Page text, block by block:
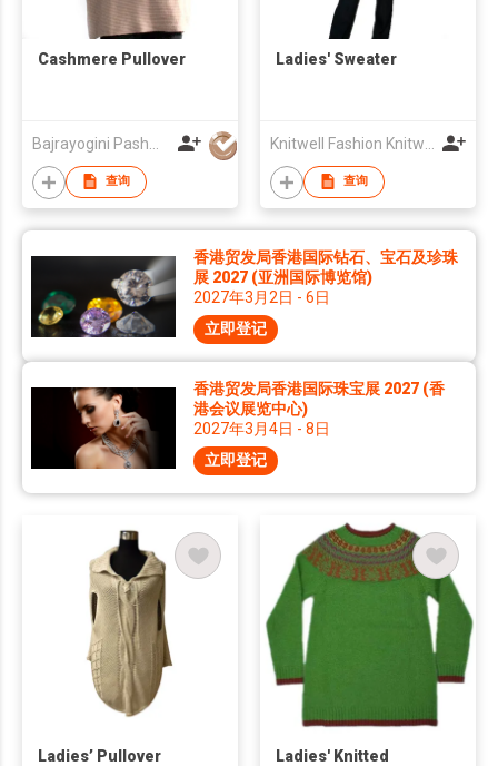
Cashmere Pullover
查询
Ladies' Sweater
查询
香港贸发局香港国际钻石、宝石及珍珠
展 2027 (亚洲国际博览馆)
2027年3月2日 - 6日
立即登记
香港贸发局香港国际珠宝展 2027 (香
港会议展览中心)
2027年3月4日 - 8日
立即登记
Ladies’ Pullover
Ladies' Knitted